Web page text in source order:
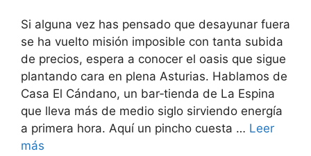
Si alguna vez has pensado que desayunar fuera
se ha vuelto misión imposible con tanta subida
de precios, espera a conocer el oasis que sigue
plantando cara en plena Asturias. Hablamos de
Casa El Cándano, un bar‑tienda de La Espina
que lleva más de medio siglo sirviendo energía
a primera hora. Aquí un pincho cuesta … Leer
más